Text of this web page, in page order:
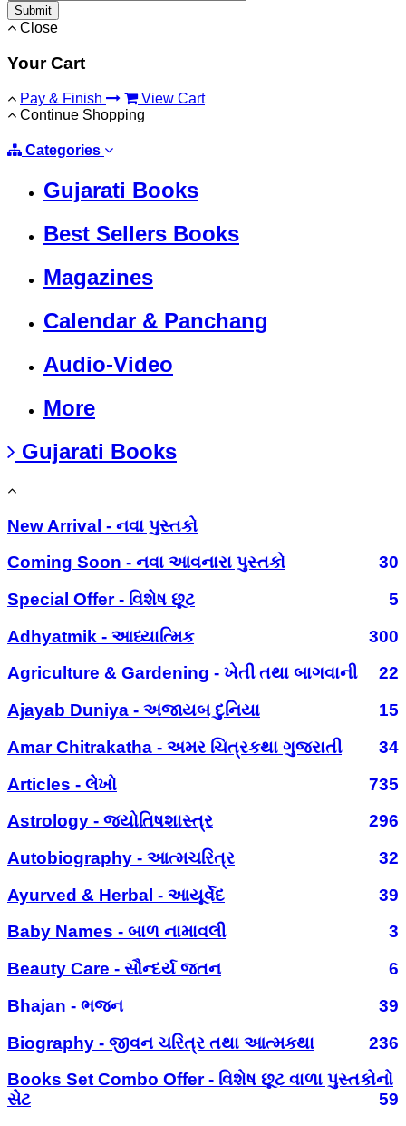
Submit
Close
Your Cart
Pay & Finish
View Cart
Continue Shopping
Categories
Gujarati Books
Best Sellers Books
Magazines
Calendar & Panchang
Audio-Video
More
Gujarati Books
New Arrival - નવા પુસ્તકો
Coming Soon - નવા આવનારા પુસ્તકો
30
Special Offer - વિશેષ છૂટ
5
Adhyatmik - આધ્યાત્મિક
300
Agriculture & Gardening - ખેતી તથા બાગવાની
22
Ajayab Duniya - અજાયબ દુનિયા
15
Amar Chitrakatha - અમર ચિત્રકથા ગુજરાતી
34
Articles - લેખો
735
Astrology - જ્યોતિષશાસ્ત્ર
296
Autobiography - આત્મચરિત્ર
32
Ayurved & Herbal - આયૂર્વેદ
39
Baby Names - બાળ નામાવલી
3
Beauty Care - સૌન્દર્ય જતન
6
Bhajan - ભજન
39
Biography - જીવન ચરિત્ર તથા આત્મકથા
236
Books Set Combo Offer - વિશેષ છૂટ વાળા પુસ્તકોનો
સેટ
59